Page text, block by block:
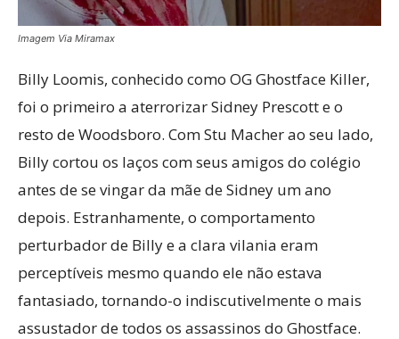
Imagem Via Miramax
Billy Loomis, conhecido como OG Ghostface Killer,
foi o primeiro a aterrorizar Sidney Prescott e o
resto de Woodsboro. Com Stu Macher ao seu lado,
Billy cortou os laços com seus amigos do colégio
antes de se vingar da mãe de Sidney um ano
depois. Estranhamente, o comportamento
perturbador de Billy e a clara vilania eram
perceptíveis mesmo quando ele não estava
fantasiado, tornando-o indiscutivelmente o mais
assustador de todos os assassinos do Ghostface.